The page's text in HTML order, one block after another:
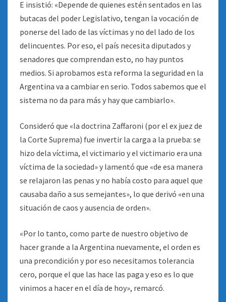
E insistió: «Depende de quienes estén sentados en las
butacas del poder Legislativo, tengan la vocación de
ponerse del lado de las víctimas y no del lado de los
delincuentes. Por eso, el país necesita diputados y
senadores que comprendan esto, no hay puntos
medios. Si aprobamos esta reforma la seguridad en la
Argentina va a cambiar en serio. Todos sabemos que el
sistema no da para más y hay que cambiarlo».
Consideró que «la doctrina Zaffaroni (por el ex juez de
la Corte Suprema) fue invertir la carga a la prueba: se
hizo dela víctima, el victimario y el victimario era una
víctima de la sociedad» y lamentó que «de esa manera
se relajaron las penas y no había costo para aquel que
causaba daño a sus semejantes», lo que derivó «en una
situación de caos y ausencia de orden».
«Por lo tanto, como parte de nuestro objetivo de
hacer grande a la Argentina nuevamente, el orden es
una precondición y por eso necesitamos tolerancia
cero, porque el que las hace las paga y eso es lo que
vinimos a hacer en el día de hoy», remarcó.